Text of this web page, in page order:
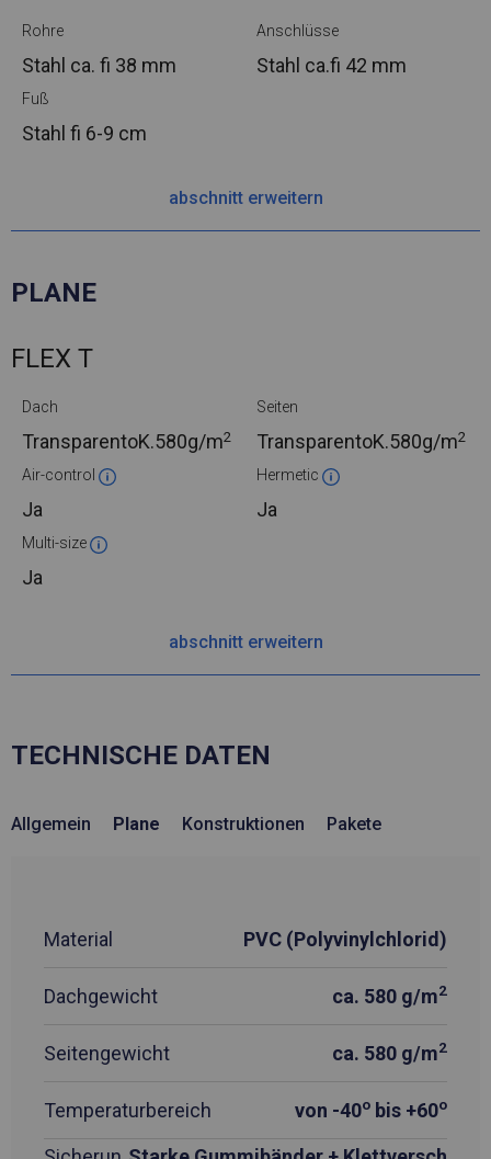
Rohre
Stahl ca. fi 38 mm
Anschlüsse
Stahl ca.fi 42 mm
Fuß
Stahl fi 6-9 cm
abschnitt erweitern
PLANE
FLEX T
Dach
TransparentoK.580g/m2
Seiten
TransparentoK.580g/m2
Air-control
Ja
Hermetic
Ja
Multi-size
Ja
abschnitt erweitern
TECHNISCHE DATEN
Allgemein Plane Konstruktionen Pakete
Material PVC (Polyvinylchlorid)
Dachgewicht ca. 580 g/m2
Seitengewicht ca. 580 g/m2
Temperaturbereich von -40o bis +60o